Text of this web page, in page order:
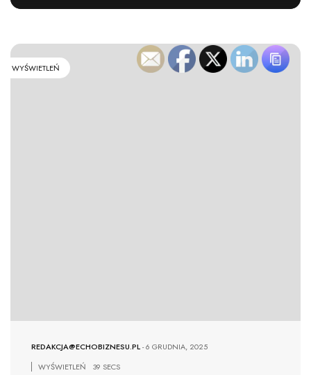
WYŚWIETLEŃ
REDAKCJA@ECHOBIZNESU.PL-6 GRUDNIA, 2025
WYŚWIETLEŃ
39 SECS